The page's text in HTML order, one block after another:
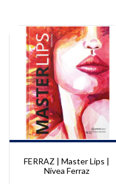
FERRAZ | Master Lips |
Nívea Ferraz